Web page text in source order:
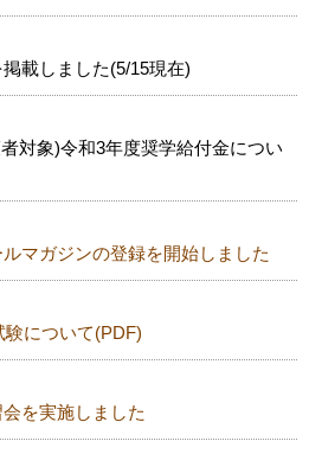
載しました(5/15現在)
対象)令和3年度奨学給付金につい
マガジンの登録を開始しました
について(PDF)
を実施しました